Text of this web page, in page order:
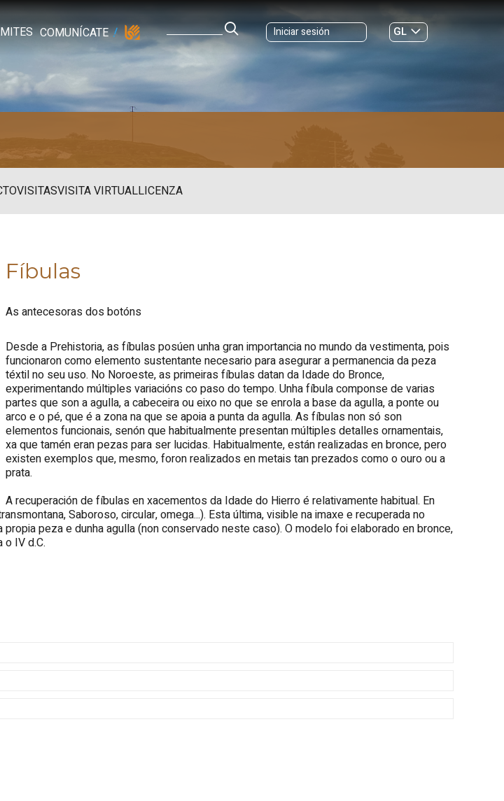
COMUNÍCATE Iniciar sesión
GL
ES|
VISITASVISITA VIRTUALLICENZA
Fíbulas
As antecesoras dos botóns
Desde a Prehistoria, as fíbulas posúen unha gran importancia no mundo da vestimenta, pois
funcionaron como elemento sustentante necesario para asegurar a permanencia da peza
téxtil no seu uso. No Noroeste, as primeiras fíbulas datan da Idade do Bronce,
experimentando múltiples variacións co paso do tempo. Unha fíbula componse de varias
partes que son a agulla, a cabeceira ou eixo no que se enrola a base da agulla, a ponte ou
arco e o pé, que é a zona na que se apoia a punta da agulla. As fíbulas non só son
elementos funcionais, senón que habitualmente presentan múltiples detalles ornamentais,
xa que tamén eran pezas para ser lucidas. Habitualmente, están realizadas en bronce, pero
existen exemplos que, mesmo, foron realizados en metais tan prezados como o ouro ou a
prata.
A recuperación de fíbulas en xacementos da Idade do Hierro é relativamente habitual. En
Saboroso, circular, omega...). Esta última, visible na imaxe e recuperada no
peza e dunha agulla (non conservado neste caso). O modelo foi elaborado en bronce,
IV d.C.